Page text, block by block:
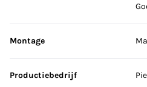
Montage
Productiebedrijf